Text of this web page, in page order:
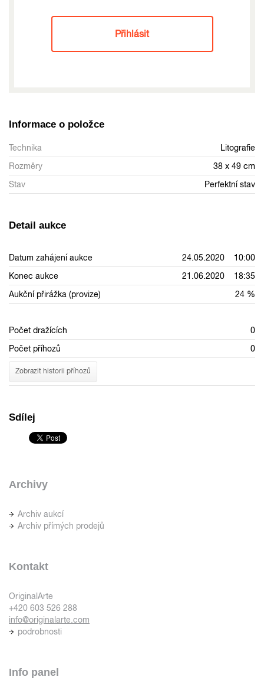
Přihlásit
Informace o položce
Technika
Litografie
Rozměry
38 x 49 cm
Stav
Perfektní stav
Detail aukce
Datum zahájení aukce
24.05.2020 10:00
Konec aukce
21.06.2020 18:35
Aukční přirážka (provize)
24 %
Počet dražících
0
Počet příhozů
0
Zobrazit historii příhozů
Sdílej
Archivy
Archiv aukcí
Archiv přímých prodejů
Kontakt
OriginalArte
+420 603 526 288
info@originalarte.com
podrobnosti
Info panel